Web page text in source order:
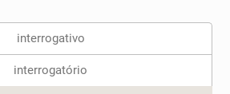
interrogativo
interrogatório